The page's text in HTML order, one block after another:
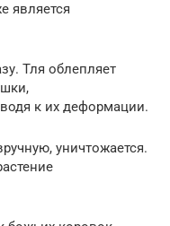
является
Тля облепляет
к их деформации.
уничтожается.